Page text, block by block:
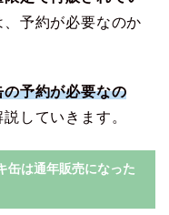
予約が必要なのか
予約が必要なの
していきます。
缶は通年販売になった